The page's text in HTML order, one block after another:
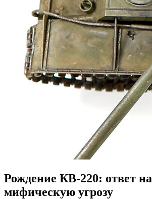
Рождение КВ-220: ответ на
мифическую угрозу